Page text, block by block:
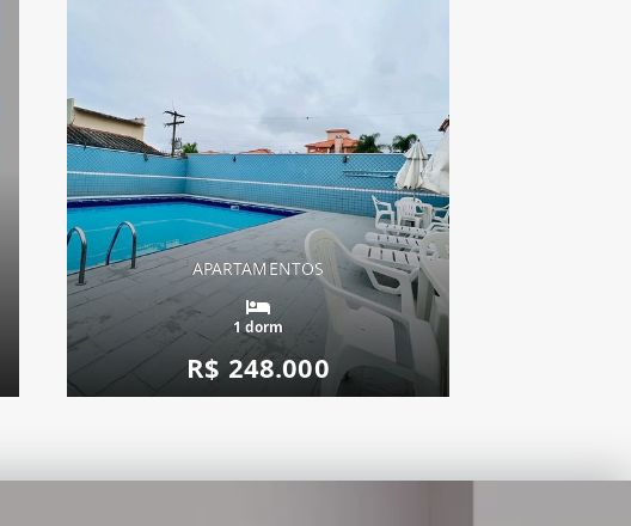
APARTAMENTOS
1 dorm
R$ 248.000